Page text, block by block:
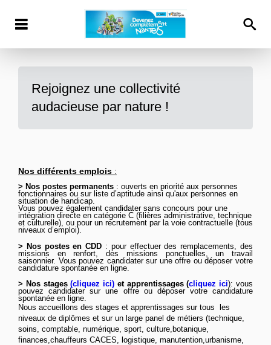
Rejoignez une collectivité
audacieuse par nature !
Nos différents emplois :
> Nos postes permanents : ouverts en priorité aux personnes
fonctionnaires ou sur liste d’aptitude ainsi qu'aux personnes en
situation de handicap.
Vous pouvez également candidater sans concours pour une
intégration directe en catégorie C (filières administrative, technique
et culturelle), ou pour un recrutement par la voie contractuelle (tous
niveaux d’emploi).
> Nos postes en CDD : pour effectuer des remplacements, des
missions en renfort, des missions ponctuelles, un travail
saisonnier. Vous pouvez candidater sur une offre ou déposer votre
candidature spontanée en ligne.
> Nos stages(cliquez ici) et apprentissages (cliquez ici): vous
pouvez candidater sur une offre ou déposer votre candidature
spontanée en ligne.
Nous accueillons des stages et apprentissages sur tous les
niveaux de diplômes et sur un large panel de métiers (technique,
soins, comptable, numérique, sport, culture,botanique,
finances,chauffeurs CACES, logistique, manutention,urbanisme,